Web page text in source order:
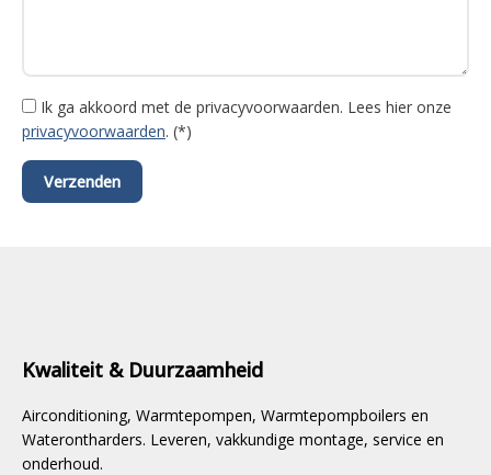
Ik ga akkoord met de privacyvoorwaarden. Lees hier onze
privacyvoorwaarden. (*)
Kwaliteit & Duurzaamheid
Airconditioning, Warmtepompen, Warmtepompboilers en
Waterontharders. Leveren, vakkundige montage, service en
onderhoud.